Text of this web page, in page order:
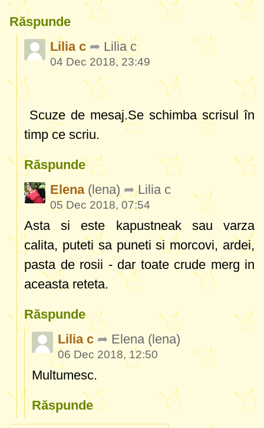
Răspunde
Lilia c
Lilia c
04 Dec 2018, 23:49
Scuze de mesaj.Se schimba scrisul în
timp ce scriu.
Răspunde
Elena (lena) Lilia c
05 Dec 2018, 07:54
Asta si este kapustneak sau varza
calita, puteti sa puneti si morcovi, ardei,
pasta de rosii - dar toate crude merg in
aceasta reteta.
Răspunde
Lilia c
Elena (lena)
06 Dec 2018, 12:50
Multumesc.
Răspunde